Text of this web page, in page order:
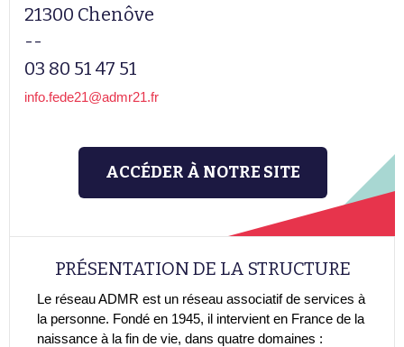
21300 Chenôve
--
03 80 51 47 51
info.fede21@admr21.fr
ACCÉDER À NOTRE SITE
PRÉSENTATION DE LA STRUCTURE
Le réseau ADMR est un réseau associatif de services à
la personne. Fondé en 1945, il intervient en France de la
naissance à la fin de vie, dans quatre domaines :